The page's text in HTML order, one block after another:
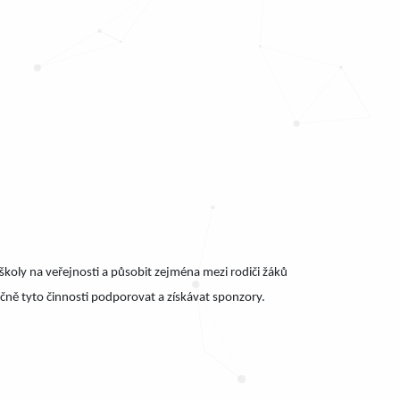
na veřejnosti a působit zejména mezi rodiči žáků
tyto činnosti podporovat a získávat sponzory.